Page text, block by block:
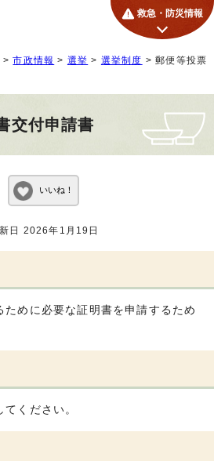
救急・防災情報
>市政情報 > 選挙 > 選挙制度 > 郵便等投票
交付申請書
いいね！
日 2026年1月19日
ために必要な証明書を申請するため
ください。